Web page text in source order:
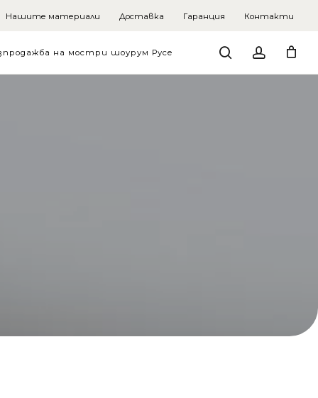
Нашите материали Доставка Гаранция Контакти
на мостри шоурум Русе searchaccount